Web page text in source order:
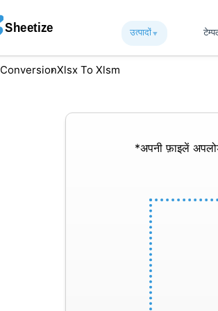
उत्पादों▾︎
ConversionXlsx To Xlsm
*अपनी फ़ाइलें